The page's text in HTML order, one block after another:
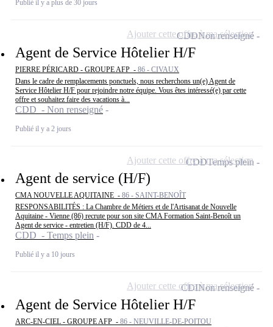
Publié il y a plus de 30 jours
Agent de Service Hôtelier H/F
PIERRE PÉRICARD - GROUPE AFP - 86 - CIVAUX
Dans le cadre de remplacements ponctuels, nous recherchons un(e) Agent de
Service Hôtelier H/F pour rejoindre notre équipe. Vous êtes intéressé(e) par cette
offre et souhaitez faire des vacations à...
CDD - Non renseigné
Publié il y a 2 jours
CDDNon renseigné
Ajouter cette offre à ma sélection
Agent de service (H/F)
CMA NOUVELLE AQUITAINE - 86 - SAINT-BENOÎT
RESPONSABILITÉS : La Chambre de Métiers et de l'Artisanat de Nouvelle
Aquitaine - Vienne (86) recrute pour son site CMA Formation Saint-Benoît un
Agent de service - entretien (H/F). CDD de 4...
CDD - Temps plein
Publié il y a 10 jours
CDDTemps plein
Ajouter cette offre à ma sélection
Agent de Service Hôtelier H/F
ARC-EN-CIEL - GROUPE AFP - 86 - NEUVILLE-DE-POITOU
CDINon renseigné
Ajouter cette offre à ma sélection